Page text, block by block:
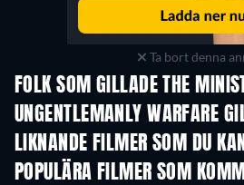
Ta bort denna
FOLK SOM GILLADE THE
UNGENTLEMANLY WARFARE
LIKNANDE FILMER SOM DU
POPULÄRA FILMER SOM